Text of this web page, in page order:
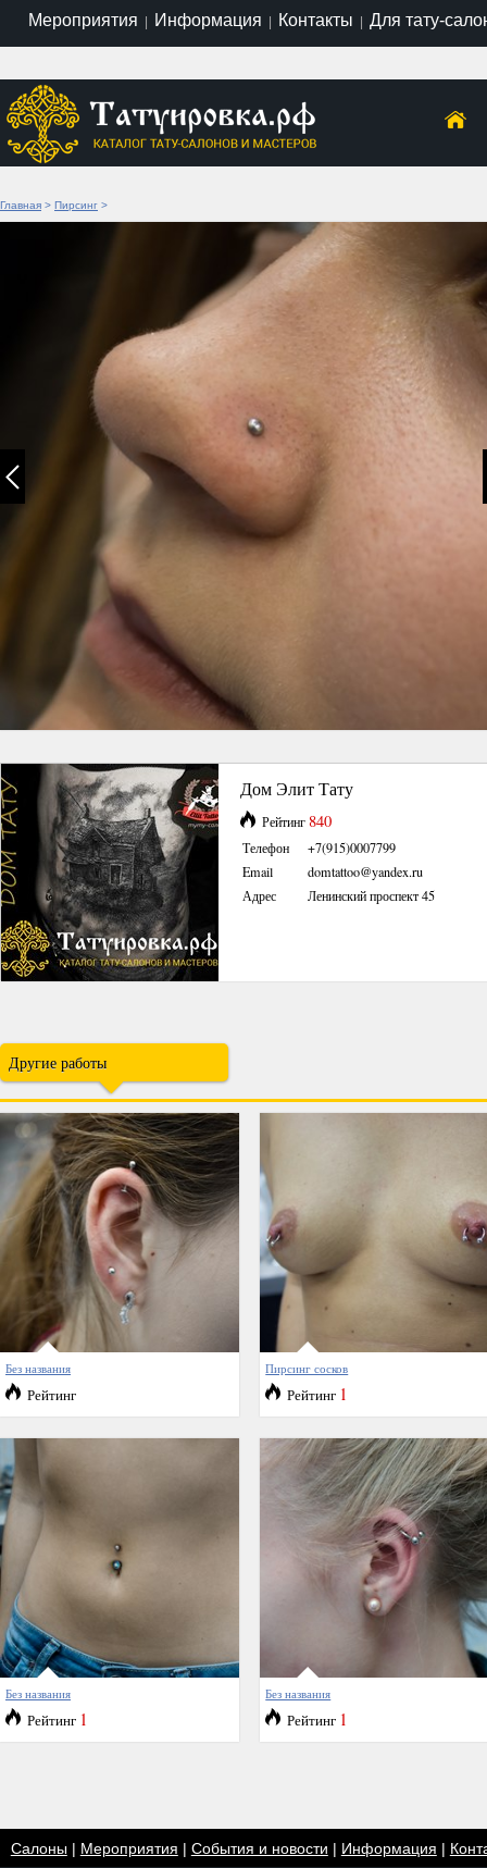
Мероприятия | Информация | Контакты | Для тату-
Главная > Пирсинг >
Дом Элит Тату
Рейтинг840
Телефон
+7(915)0007799
Email
domtattoo@yandex.ru
Адрес
Ленинский проспект 45
Другие работы
Без названия
Рейтинг
Пирсинг сосков
Рейтинг 1
Без названия
Рейтинг 1
Без названия
Рейтинг 1
Салоны| Мероприятия | События и новости | Информация |